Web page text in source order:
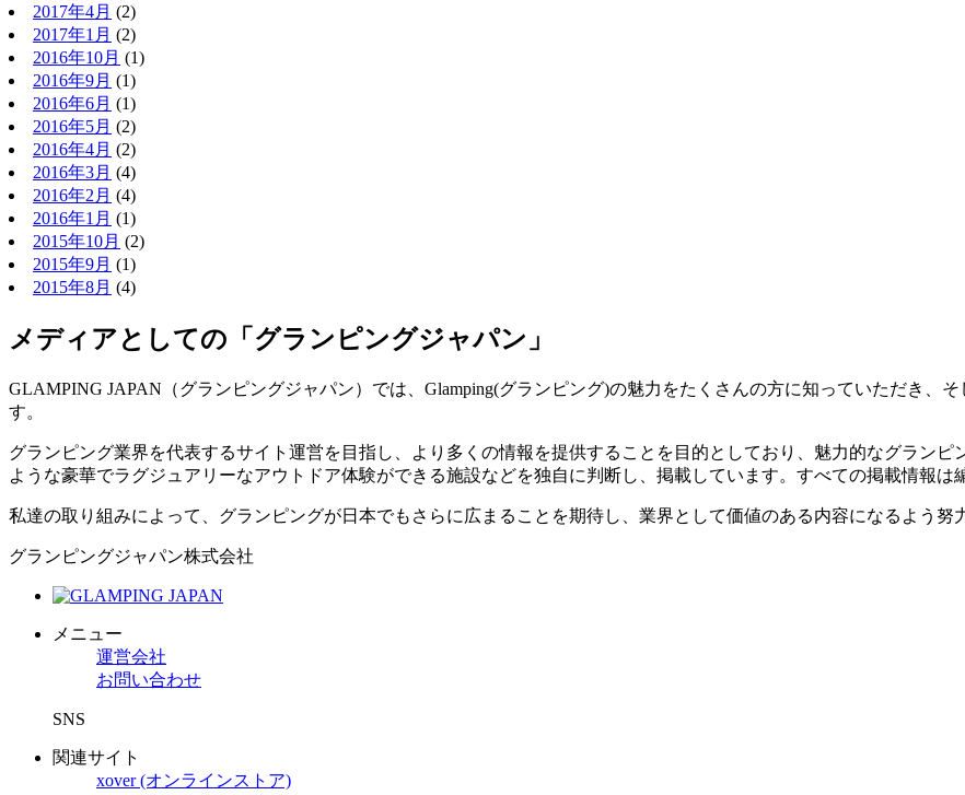
2017年4月 (2)
2017年1月 (2)
2016年10月 (1)
2016年9月 (1)
2016年6月 (1)
2016年5月 (2)
2016年4月 (2)
2016年3月 (4)
2016年2月 (4)
2016年1月 (1)
2015年10月 (2)
2015年9月 (1)
2015年8月 (4)
メディアとしての「グランピングジャパン」
GLAMPING JAPAN（グランピングジャパン）では、Glamping(グランピング)の魅力をたくさんの方に知っていただき、
す。
グランピング業界を代表するサイト運営を目指し、より多くの情報を提供することを目的としており、魅力的なグラン
ような豪華でラグジュアリーなアウトドア体験ができる施設などを独自に判断し、掲載しています。すべての掲載情報は
私達の取り組みによって、グランピングが日本でもさらに広まることを期待し、業界として価値のある内容になるよう努
グランピングジャパン株式会社
メニュー
運営会社
お問い合わせ
SNS
関連サイト
xover (オンラインストア)